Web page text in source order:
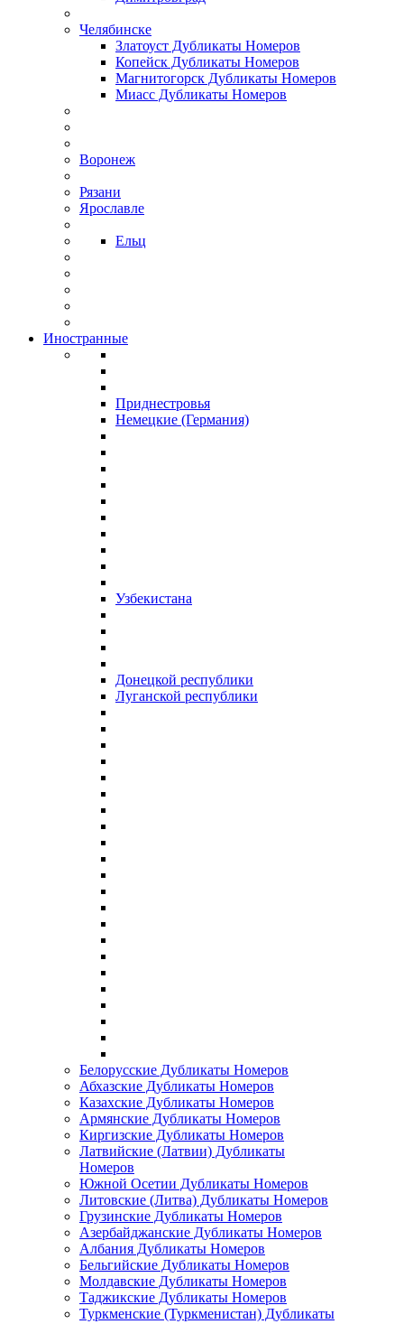
Челябинске
Златоуст Дубликаты Номеров
Копейск Дубликаты Номеров
Магнитогорск Дубликаты Номеров
Миасс Дубликаты Номеров
Воронеж
Рязани
Ярославле
Ельц
Иностранные
Приднестровья
Немецкие (Германия)
Узбекистана
Донецкой республики
Луганской республики
Белорусские Дубликаты Номеров
Абхазские Дубликаты Номеров
Казахские Дубликаты Номеров
Армянские Дубликаты Номеров
Киргизские Дубликаты Номеров
Латвийские (Латвии) Дубликаты
Номеров
Южной Осетии Дубликаты Номеров
Литовские (Литва) Дубликаты Номеров
Грузинские Дубликаты Номеров
Азербайджанские Дубликаты Номеров
Албания Дубликаты Номеров
Бельгийские Дубликаты Номеров
Молдавские Дубликаты Номеров
Таджикские Дубликаты Номеров
Туркменские (Туркменистан) Дубликаты